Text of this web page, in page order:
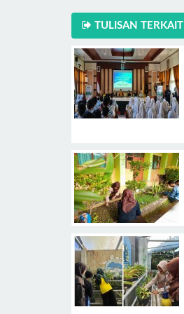
TULISAN TERKAIT